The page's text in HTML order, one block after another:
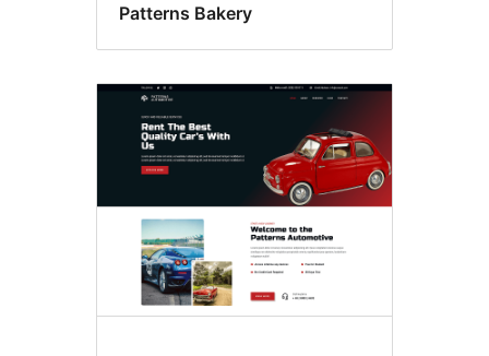
Patterns Bakery